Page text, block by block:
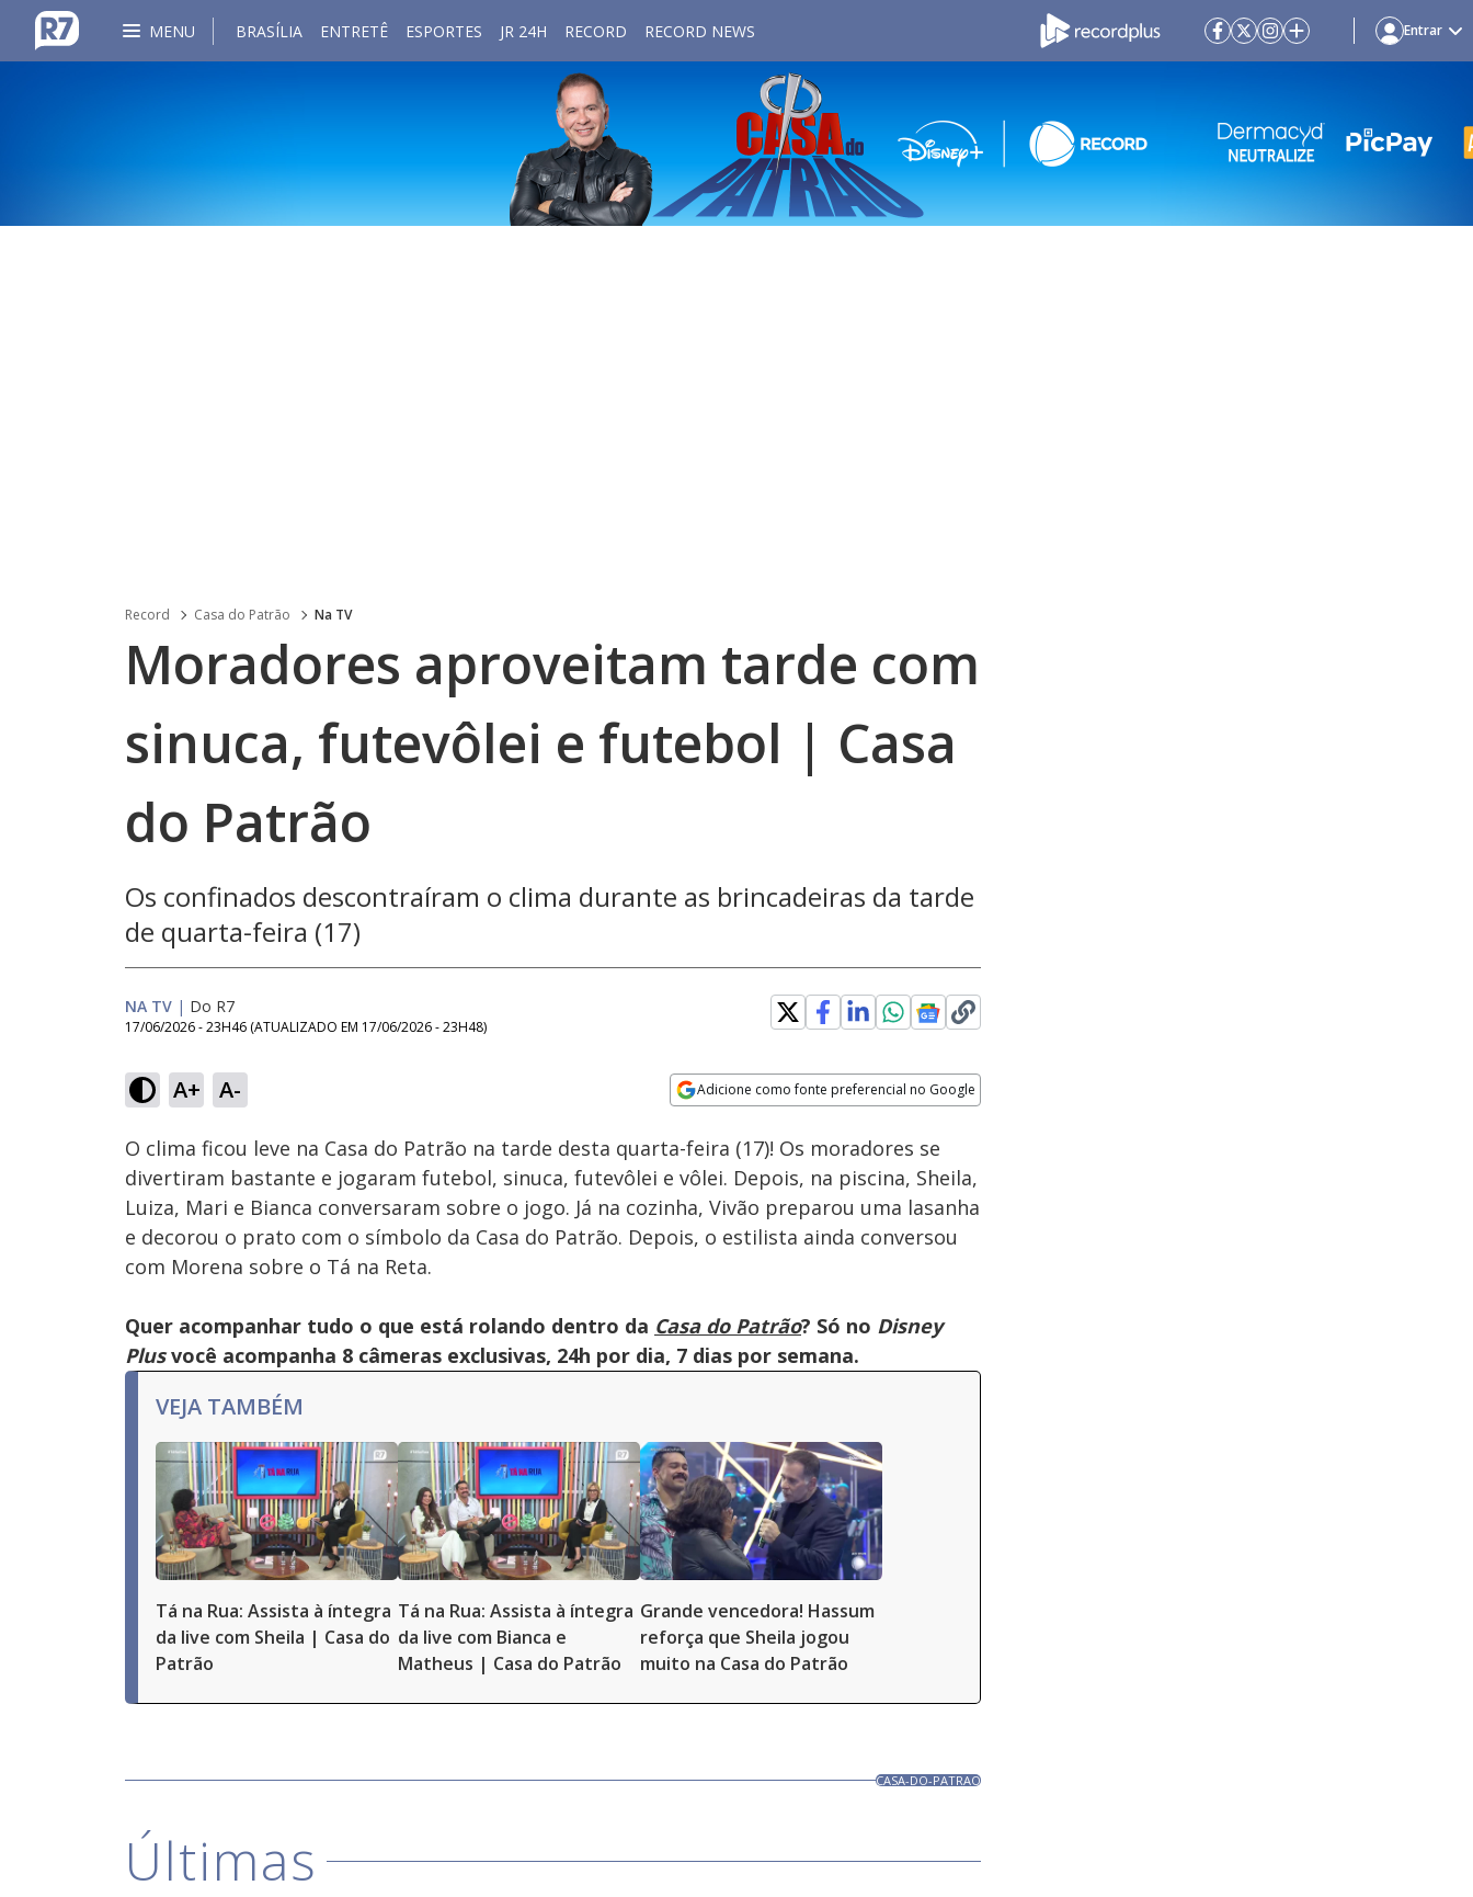
MENU BRASÍLIA ENTRETÊ ESPORTES JR 24H RECORD RECORD NEWS Entrar
Record Casa do Patrão Na TV
Moradores aproveitam tarde com
sinuca, futevôlei e futebol | Casa
do Patrão
Os confinados descontraíram o clima durante as brincadeiras da tarde
de quarta-feira (17)
NA TV | Do R7
17/06/2026 - 23H46 (ATUALIZADO EM 17/06/2026 - 23H48)
A+ A- Adicione como fonte preferencial no Google
Ativar
Som
17.35%
Velocidade
O clima ficou leve na Casa do Patrão na tarde desta quarta-feira (17)! Os moradores se
divertiram bastante e jogaram futebol, sinuca, futevôlei e vôlei. Depois, na piscina, Sheila,
Luiza, Mari e Bianca conversaram sobre o jogo. Já na cozinha, Vivão preparou uma lasanha
e decorou o prato com o símbolo da Casa do Patrão. Depois, o estilista ainda conversou
com Morena sobre o Tá na Reta.
Quer acompanhar tudo o que está rolando dentro da Casa do Patrão? Só no Disney
Plusvocê acompanha 8 câmeras exclusivas, 24h por dia, 7 dias por semana.
VEJA TAMBÉM
Tá na Rua: Assista à íntegra
da live com Sheila | Casa do
Patrão
Tá na Rua: Assista à íntegra
da live com Bianca e
Matheus | Casa do Patrão
Grande vencedora! Hassum
reforça que Sheila jogou
muito na Casa do Patrão
CASA-DO-PATRAO
Últimas